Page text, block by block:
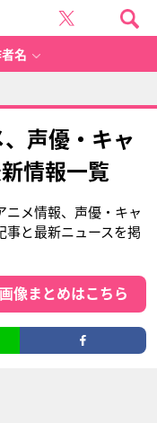
名
、声優・キャ
情報一覧
ニメ情報、声優・キャ
事と最新ニュースを掲
像まとめはこちら